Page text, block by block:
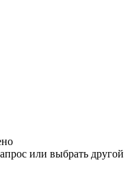
или выбрать другой